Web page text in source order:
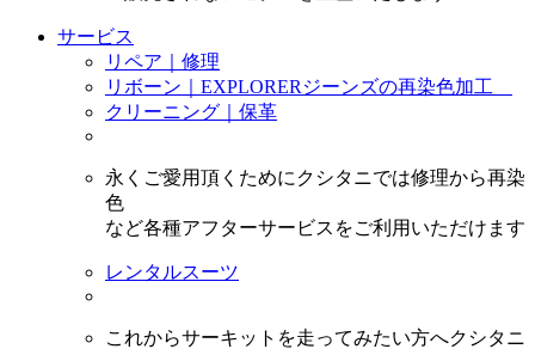
サービス
リペア｜修理
リボーン｜EXPLORERジーンズの再染色加工
クリーニング｜保革
永くご愛用頂くためにクシタニでは修理から再染
色
など各種アフターサービスをご利用いただけます
レンタルスーツ
これからサーキットを走ってみたい方へクシタニ